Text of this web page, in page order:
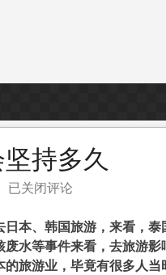
持多久
不
道
泰
国
已关闭评论
本、韩国旅游，来看，
水等事件来看，去旅游
旅游业，毕竟有很多人